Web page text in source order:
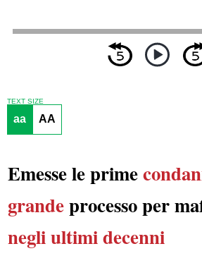
TEXT SIZE
aa AA
Emesse le prime
grandeprocesso per
negli ultimi decenni